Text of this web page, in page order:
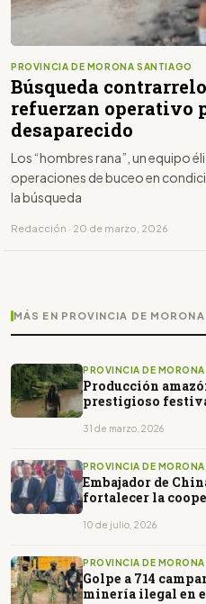
PROVINCIA DE MORONA SANTIAGO
Búsqueda
refuerzan operativo
desaparecido
Los “hombres rana”, un equipo
operaciones de buceo en
la búsqueda
Redacción · 20 de marzo, 2026
MÁS EN PROVINCIA DE
PROVINCIA DE
Producción
prestigioso
31 de marzo, 2026
PROVINCIA DE
Embajador de
fortalecer la
10 de julio, 2026
PROVINCIA DE
Golpe a 714
minería ilegal en